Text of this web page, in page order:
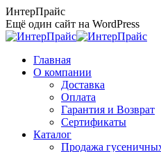
Перейти
к
содержанию
ИнтерПрайс
Ещё один сайт на WordPress
Главная
О компании
Доставка
Оплата
Гарантия и Возврат
Сертификаты
Каталог
Продажа